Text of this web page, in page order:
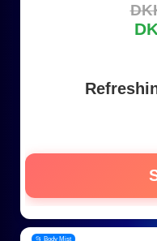
📂 Body Mist